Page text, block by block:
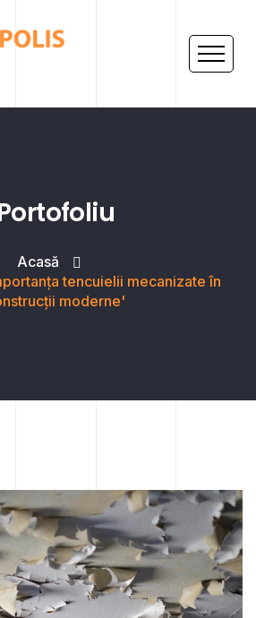
Acasă
tencuielii mecanizate în
moderne'